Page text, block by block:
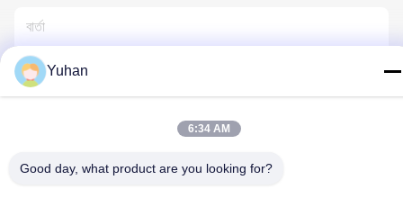
Yuhan
6:34 AM
Good day, what product are you looking for?